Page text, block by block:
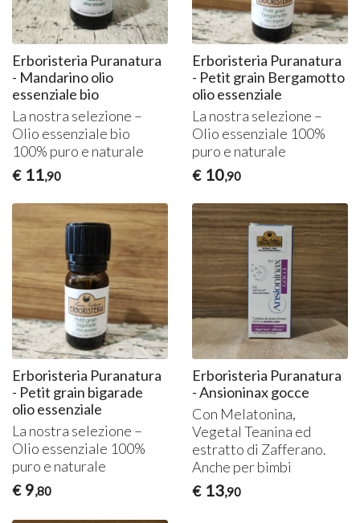
Erboristeria Puranatura
- Mandarino olio
essenziale bio
La nostra selezione –
Olio essenziale bio
100% puro e naturale
€ 11,90
Erboristeria Puranatura
- Petit grain Bergamotto
olio essenziale
La nostra selezione –
Olio essenziale 100%
puro e naturale
€ 10,90
Erboristeria Puranatura
- Petit grain bigarade
olio essenziale
La nostra selezione –
Olio essenziale 100%
puro e naturale
€ 9,80
Erboristeria Puranatura
- Ansioninax gocce
Con Melatonina,
Vegetal Teanina ed
estratto di Zafferano.
Anche per bimbi
€ 13,90